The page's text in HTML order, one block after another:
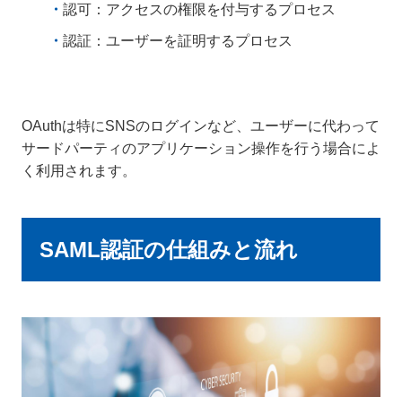
認可：アクセスの権限を付与するプロセス
認証：ユーザーを証明するプロセス
OAuthは特にSNSのログインなど、ユーザーに代わって
サードパーティのアプリケーション操作を行う場合によ
く利用されます。
SAML認証の仕組みと流れ